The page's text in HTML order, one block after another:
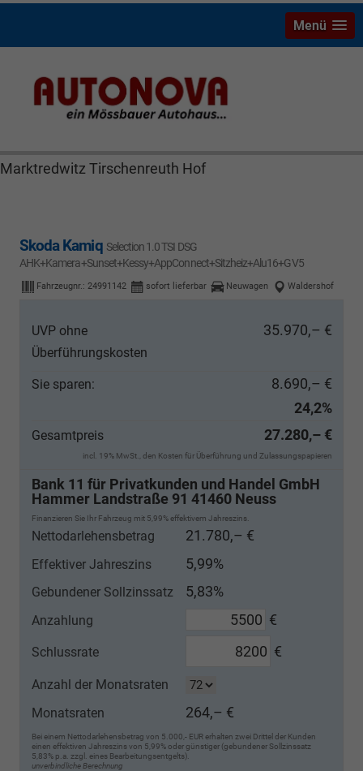
Skoda Kamiq Bayreuth Nützel Mössbauer Autonova
Brucker Räthel MGS Autohaus günstig Finanzierung
Marktredwitz Tirschenreuth Hof
Menü
Skoda Kamiq Selection 1.0 TSI DSG
AHK+Kamera+Sunset+Kessy+AppConnect+Sitzheiz+Alu16+GV5
Fahrzeugnr.: 24991142 sofort lieferbar Neuwagen Waldershof
UVP ohne
Überführungskosten
35.970,– €
Sie sparen:
8.690,– €
24,2%
Gesamtpreis 27.280,– €
incl. 19% MwSt., den Kosten für Überführung und Zulassungspapieren
Bank 11 für Privatkunden und Handel GmbH
Hammer Landstraße 91 41460 Neuss
Finanzieren Sie Ihr Fahrzeug mit 5,99% effektivem Jahreszins.
Nettodarlehensbetrag 21.780,– €
Effektiver Jahreszins 5,99%
Gebundener Sollzinssatz 5,83%
Anzahlung €
Schlussrate €
Anzahl der Monatsraten
Monatsraten
264,– €
Bei einem Nettodarlehensbetrag von 5.000,- EUR erhalten zwei Drittel der Kunden
einen effektiven Jahreszins von 5,99% oder günstiger (gebundener Sollzinssatz
5,83% p.a. zzgl. eines Bearbeitungsentgelts).
unverbindliche Berechnung